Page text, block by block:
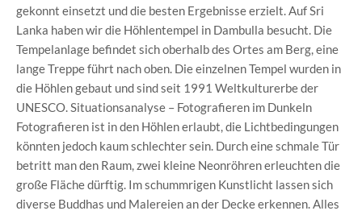
gekonnt einsetzt und die besten Ergebnisse erzielt. Auf Sri
Lanka haben wir die Höhlentempel in Dambulla besucht. Die
Tempelanlage befindet sich oberhalb des Ortes am Berg, eine
lange Treppe führt nach oben. Die einzelnen Tempel wurden in
die Höhlen gebaut und sind seit 1991 Weltkulturerbe der
UNESCO. Situationsanalyse – Fotografieren im Dunkeln
Fotografieren ist in den Höhlen erlaubt, die Lichtbedingungen
könnten jedoch kaum schlechter sein. Durch eine schmale Tür
betritt man den Raum, zwei kleine Neonröhren erleuchten die
große Fläche dürftig. Im schummrigen Kunstlicht lassen sich
diverse Buddhas und Malereien an der Decke erkennen. Alles